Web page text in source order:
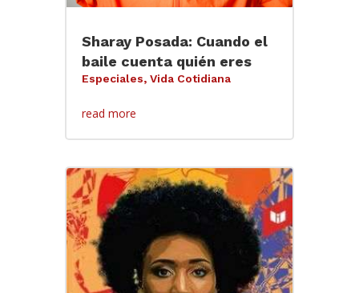
Sharay Posada: Cuando el
baile cuenta quién eres
Especiales, Vida Cotidiana
read more